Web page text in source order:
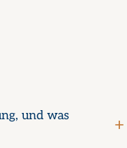
und was